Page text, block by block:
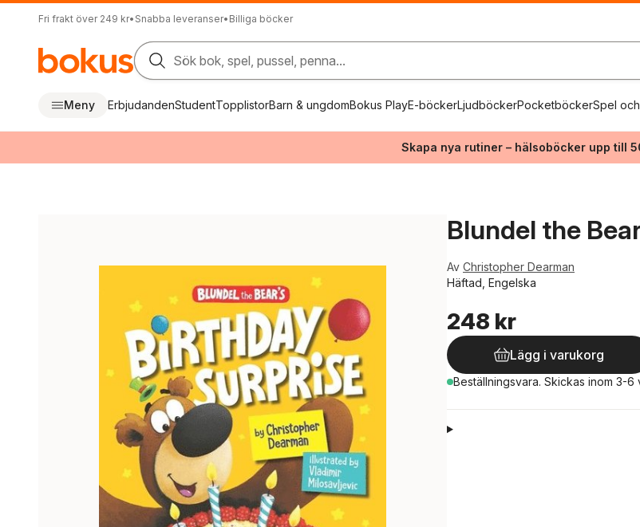
Fri frakt över 249 kr• Snabba leveranser• Billiga böcker
Sök bok, spel, pussel, penna...
Meny ErbjudandenStudentTopplistorBarn & ungdomBokus PlayE-böckerLjudböckerPocketböckerSpel
Skapa nya rutiner – hälsoböcker upp till
Blundel the
Av Christopher Dearman
Häftad, Engelska
248 kr
Lägg i varukorg
Beställningsvara. Skickas inom 3-6